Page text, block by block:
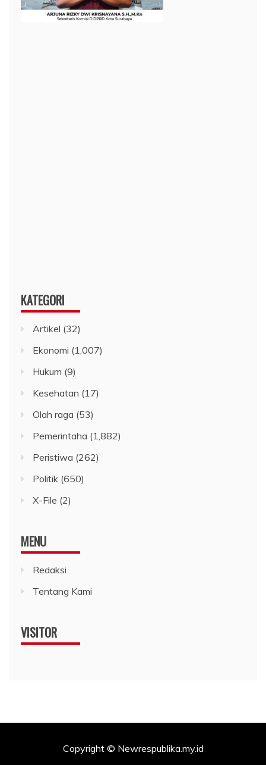
KATEGORI
Artikel (32)
Ekonomi (1,007)
Hukum (9)
Kesehatan (17)
Olah raga (53)
Pemerintaha (1,882)
Peristiwa (262)
Politik (650)
X-File (2)
MENU
Redaksi
Tentang Kami
VISITOR
Copyright © Newrespublika.my.id